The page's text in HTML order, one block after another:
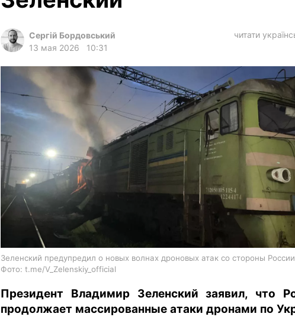
Сергій Бордовський
13 мая 2026
10:31
читати
Зеленский предупредил о новых волнах дроновых атак со стороны
Фото: t.me/V_Zelenskiy_official
Президент Владимир Зеленский заявил, что
продолжает массированные атаки дронами по